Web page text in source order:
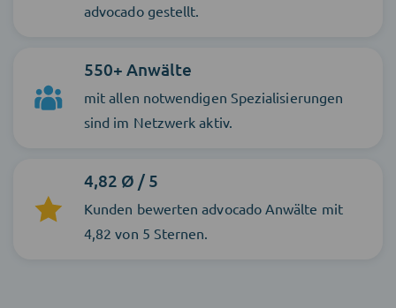
advocado gestellt.
550+ Anwälte
mit allen notwendigen Spezialisierungen
sind im Netzwerk aktiv.
4,82 Ø / 5
Kunden bewerten advocado Anwälte mit
4,82 von 5 Sternen.